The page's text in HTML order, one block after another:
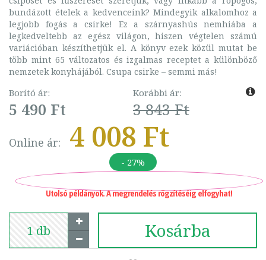
bundázott ételek a kedvenceink? Mindegyik alkalomhoz a
legjobb fogás a csirke! Ez a szárnyashús nemhiába a
legkedveltebb az egész világon, hiszen végtelen számú
variációban készíthetjük el. A könyv ezek közül mutat be
több mint 65 változatos és izgalmas receptet a különböző
nemzetek konyhájából. Csupa csirke – semmi más!
Borító ár:
5 490 Ft
Korábbi ár:
3 843 Ft
Online ár: 4 008 Ft
- 27%
Utolsó példányok. A megrendelés rögzítéséig elfogyhat!
Kosárba